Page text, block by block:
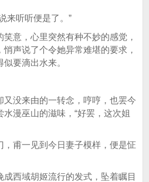
来听听便是了。”
意，心里突然有种不妙的感觉，
声说了个令她异常难堪的要求，
要滴出水来。
没来由的一转念，哼哼，也罢今
漫巫山的滋味，“好罢，这次姐
，甫一见到今日妻子模样，便是怔
西域胡姬流行的发式，坠着瞩目